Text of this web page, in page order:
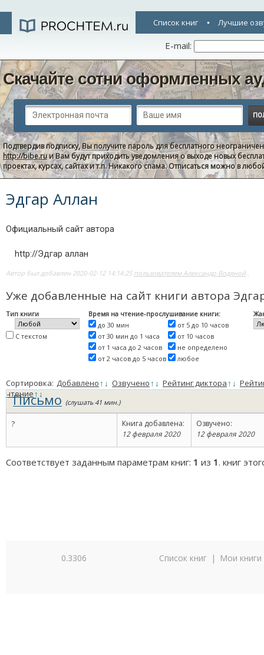
Список книг Лучшие
E-mail:
Скачайте сотни оформленных
Подтвердив подписку, Вы получите пароль для бесплатного
http://bibe.ruи Вам будут приходить уведомления о выходе новых
проектах, курсах, сайтах и т.п. Никакого спама. Отписаться можно в
Эдгар Аллан
Официальный сайт автора
http://Эдгар аллан
Автор был добавлен 2020-02-12 14:14:25 пользователем Александр Водяной..
Уже добавленные на сайт книги автора
Тип книги
С текстом
Время на чтение-прослушивание книги:
до 30 мин
от 30 мин до 1 часа
от 1 часа до 2 часов
от 2 часов до 5 часов
от 5 до 10 часов
от 10 часов
не определено
любое
Сортировка: Добавлено↑ ↓ Озвучено↑ ↓ Рейтинг диктора↑ ↓
чтение↑↓
Письмо (слушать 41 мин.)
?
Книга добавлена:
12 февраля 2020
Озвучено:
12 февраля 2020
Соответствует заданным параметрам книг: 1 из 1. книг
0.3306 Список книг | Мои книги